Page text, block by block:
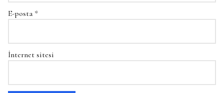
E-posta *
İnternet sitesi